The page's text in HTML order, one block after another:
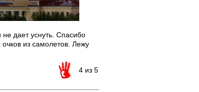
дает уснуть. Спасибо
из самолетов. Лежу
4 из 5